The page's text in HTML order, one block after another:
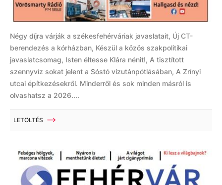
Négy díjra várják a székesfehérváriak javaslatait, Új CT-
berendezés a kórházban, Készül a közös szakpolitikai
javaslatcsomag, Isten éltesse Klára nénit!, A tisztított
szennyvíz sokat jelent a Sóstó vízutánpótlásában, A Zrínyi
utcai építkezésekről. Minderről és sok minden másról is
olvashatsz a 2026....
LETÖLTÉS